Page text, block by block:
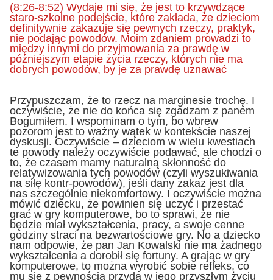
(8:26-8:52) Wydaje mi się, że jest to krzywdzące
staro-szkolne podejście, które zakłada, że dzieciom
definitywnie zakazuje się pewnych rzeczy, praktyk,
nie podając powodów. Moim zdaniem prowadzi to
między innymi do przyjmowania za prawdę w
późniejszym etapie życia rzeczy, których nie ma
dobrych powodów, by je za prawdę uznawać
Przypuszczam, że to rzecz na marginesie trochę. I
oczywiście, że nie do końca się zgadzam z panem
Bogumiłem. I wspominam o tym, bo wbrew
pozorom jest to ważny wątek w kontekście naszej
dyskusji. Oczywiście – dzieciom w wielu kwestiach
te powody należy oczywiście podawać, ale chodzi o
to, że czasem mamy naturalną skłonność do
relatywizowania tych powodów (czyli wyszukiwania
na siłę kontr-powodów), jeśli dany zakaz jest dla
nas szczególnie niekomfortowy. I oczywiście można
mówić dziecku, że powinien się uczyć i przestać
grać w gry komputerowe, bo to sprawi, że nie
będzie miał wykształcenia, pracy, a swoje cenne
godziny straci na bezwartościowe gry. No a dziecko
nam odpowie, że pan Jan Kowalski nie ma żadnego
wykształcenia a dorobił się fortuny. A grając w gry
komputerowe, to można wyrobić sobie refleks, co
mu się z pewnością przyda w jego przyszłym życiu